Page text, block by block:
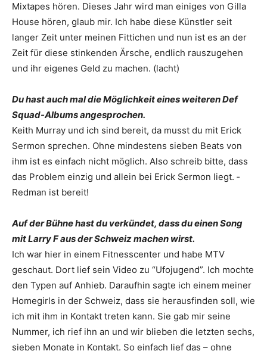
Mixtapes hören. Dieses Jahr wird man einiges von Gilla
House hören, glaub mir. Ich habe diese Künstler seit
langer Zeit unter meinen Fittichen und nun ist es an der
Zeit für diese stinkenden Ärsche, endlich rauszugehen
und ihr eigenes Geld zu machen. (lacht)
Du hast auch mal die Möglichkeit eines weiteren Def
Squad-Albums angesprochen.
Keith Murray und ich sind bereit, da musst du mit Erick
Sermon sprechen. Ohne mindestens sieben Beats von
ihm ist es einfach nicht möglich. Also schreib bitte, dass
das Problem ­einzig und allein bei Erick Sermon liegt. ­
Redman ist bereit!
Auf der Bühne hast du verkündet, dass du einen Song
mit Larry F aus der Schweiz machen wirst.
Ich war hier in einem Fitnesscenter und habe MTV
geschaut. Dort lief sein Video zu “Ufojugend”. Ich mochte
den Typen auf Anhieb. Daraufhin sagte ich einem meiner
Homegirls in der Schweiz, dass sie herausfinden soll, wie
ich mit ihm in Kontakt treten kann. Sie gab mir seine
Nummer, ich rief ihn an und wir blieben die letzten sechs,
sieben Monate in Kontakt. So einfach lief das – ohne